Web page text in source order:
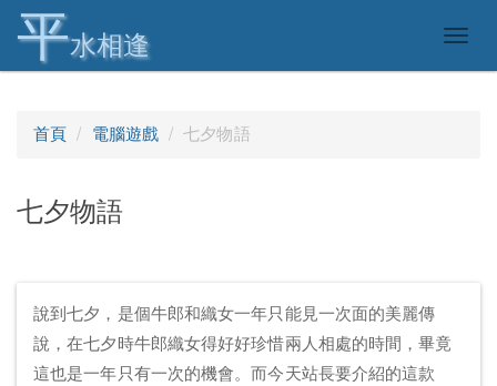
平水相逢
首頁 電腦遊戲 七夕物語
七夕物語
說到七夕，是個牛郎和織女一年只能見一次面的美麗傳
說，在七夕時牛郎織女得好好珍惜兩人相處的時間，畢竟
這也是一年只有一次的機會。而今天站長要介紹的這款